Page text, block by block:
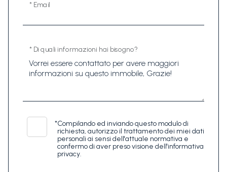
* Email
* Di quali informazioni hai bisogno?
*Compilando ed inviando questo modulo di
richiesta, autorizzo il trattamento dei miei dati
personali ai sensi dell'attuale normativa e
confermo di aver preso visione dell'informativa
privacy.